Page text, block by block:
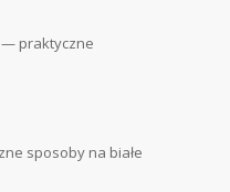
praktyczne
sposoby na białe